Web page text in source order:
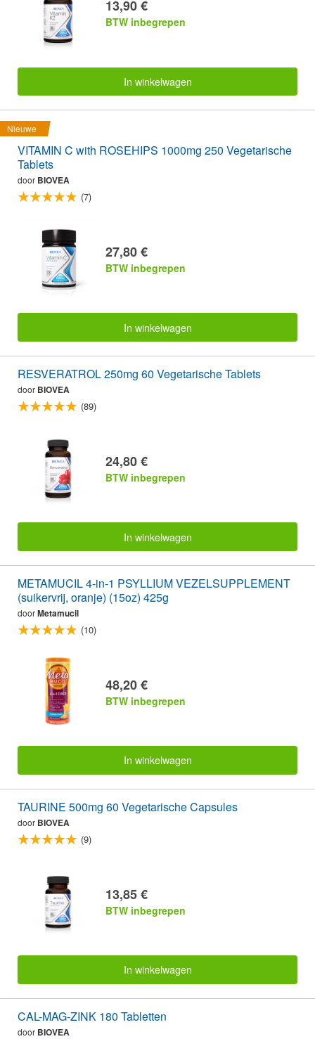
13,90 €
BTW inbegrepen
In winkelwagen
Nieuwe
VITAMIN C with ROSEHIPS 1000mg 250 Vegetarische
Tablets
door BIOVEA
(7)
27,80 €
BTW inbegrepen
In winkelwagen
RESVERATROL 250mg 60 Vegetarische Tablets
door BIOVEA
(89)
24,80 €
BTW inbegrepen
In winkelwagen
METAMUCIL 4-in-1 PSYLLIUM VEZELSUPPLEMENT
(suikervrij, oranje) (15oz) 425g
doorMetamucil
(10)
48,20 €
BTW inbegrepen
In winkelwagen
TAURINE 500mg 60 Vegetarische Capsules
door BIOVEA
(9)
13,85 €
BTW inbegrepen
In winkelwagen
CAL-MAG-ZINK 180 Tabletten
door BIOVEA